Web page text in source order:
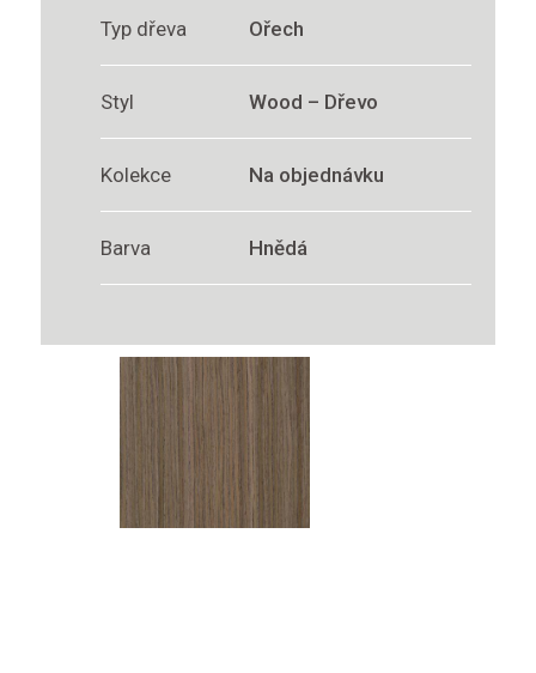
Typ dřeva Ořech
Styl Wood – Dřevo
Kolekce Na objednávku
Barva Hnědá